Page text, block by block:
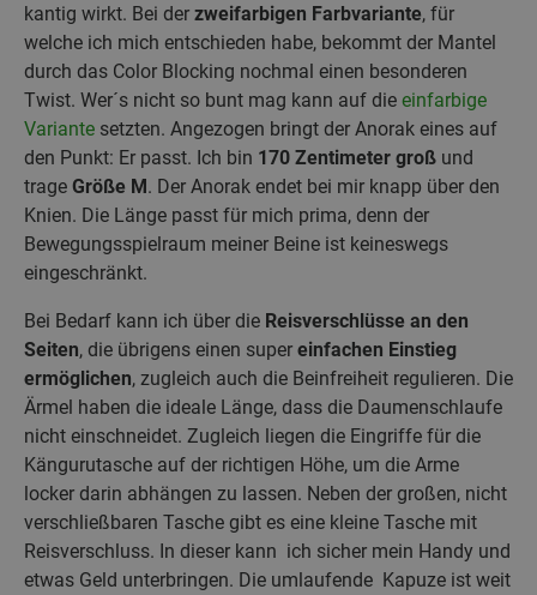
kantig wirkt. Bei der zweifarbigen Farbvariante, für
welche ich mich entschieden habe, bekommt der Mantel
durch das Color Blocking nochmal einen besonderen
Twist. Wer´s nicht so bunt mag kann auf die einfarbige
Variante setzten. Angezogen bringt der Anorak eines auf
den Punkt: Er passt. Ich bin 170 Zentimeter groß und
trage Größe M. Der Anorak endet bei mir knapp über den
Knien. Die Länge passt für mich prima, denn der
Bewegungsspielraum meiner Beine ist keineswegs
eingeschränkt.
Bei Bedarf kann ich über die Reisverschlüsse an den
Seiten, die übrigens einen super einfachen Einstieg
ermöglichen, zugleich auch die Beinfreiheit regulieren. Die
Ärmel haben die ideale Länge, dass die Daumenschlaufe
nicht einschneidet. Zugleich liegen die Eingriffe für die
Kängurutasche auf der richtigen Höhe, um die Arme
locker darin abhängen zu lassen. Neben der großen, nicht
verschließbaren Tasche gibt es eine kleine Tasche mit
Reisverschluss. In dieser kann ich sicher mein Handy und
etwas Geld unterbringen. Die umlaufende Kapuze ist weit